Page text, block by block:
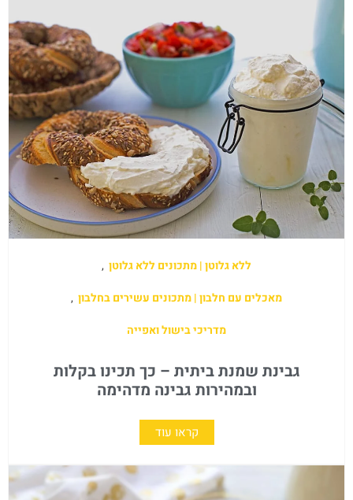
ללא גלוטן | מתכונים ללא גלוטן ,
מאכלים עם חלבון | מתכונים עשירים בחלבון ,
מדריכי בישול ואפייה
גבינת שמנת ביתית – כך תכינו בקלות
ובמהירות גבינה מדהימה
קראו עוד